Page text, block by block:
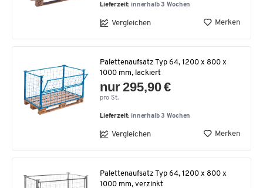
Lieferzeit: innerhalb 3 Wochen
Vergleichen Merken
Palettenaufsatz Typ 64, 1200 x 800 x
1000 mm, lackiert
nur 295,90 €
pro St.
Lieferzeit: innerhalb 3 Wochen
Vergleichen Merken
Palettenaufsatz Typ 64, 1200 x 800 x
1000 mm, verzinkt